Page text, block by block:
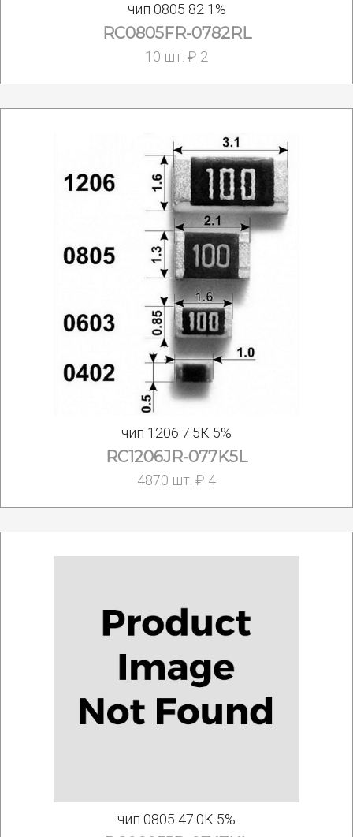
чип 0805 82 1%
RC0805FR-0782RL
10 шт. ₽ 2
чип 1206 7.5К 5%
RC1206JR-077K5L
4870 шт. ₽ 4
чип 0805 47.0K 5%